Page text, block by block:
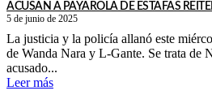
ACUSAN A PAYAROLA DE ESTAFAS
5 de junio de 2025
La justicia y la policía allanó este
de Wanda Nara y L-Gante. Se trata de Nicolás Payarola, quien fue
acusado...
Leer más